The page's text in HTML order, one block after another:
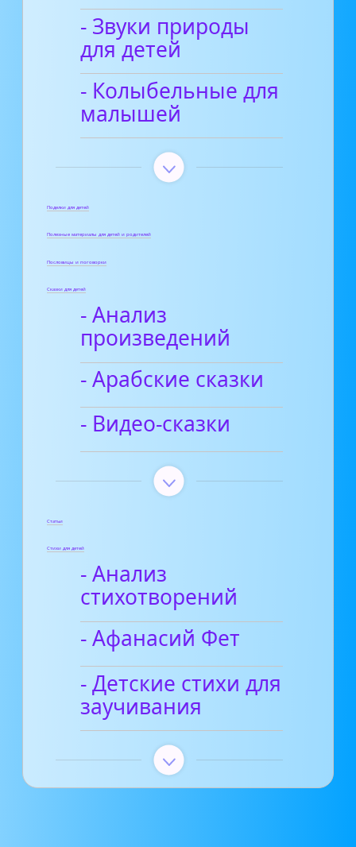
- Звуки природы
для детей
- Колыбельные для
малышей
Поделки для детей
Полезные материалы для детей и родителей
Пословицы и поговорки
Сказки для детей
- Анализ
произведений
- Арабские сказки
- Видео-сказки
Статьи
Стихи для детей
- Анализ
стихотворений
- Афанасий Фет
- Детские стихи для
заучивания